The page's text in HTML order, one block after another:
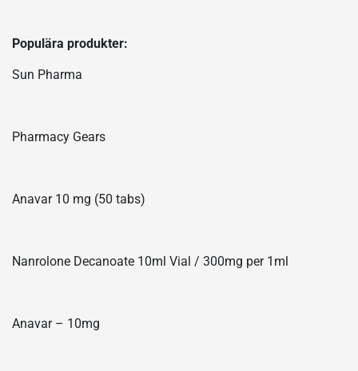
Populära produkter:
Sun Pharma
Pharmacy Gears
Anavar 10 mg (50 tabs)
Nanrolone Decanoate 10ml Vial / 300mg per 1ml
Anavar – 10mg